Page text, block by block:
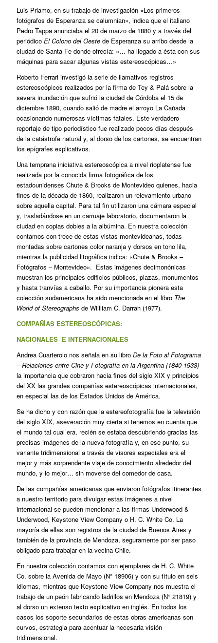
Luis Priamo, en su trabajo de investigación «Los primeros
fotógrafos de Esperanza se calumnian», indica que el italiano
Pedro Tappa anunciaba el 20 de marzo de 1880 y a través del
periódico El Colono del Oestede Esperanza su arribo desde la
ciudad de Santa Fe donde ofrecía: «… ha llegado a ésta con sus
máquinas para sacar algunas vistas estereoscópicas…»
Roberto Ferrari investigó la serie de llamativos registros
estereoscópicos realizados por la firma de Tey & Palá sobre la
severa inundación que sufrió la ciudad de Córdoba el 15 de
diciembre 1890, cuando salió de madre el arroyo La Cañada
ocasionando numerosas víctimas fatales. Este verdadero
reportaje de tipo periodístico fue realizado pocos días después
de la catástrofe natural y, al dorso de los cartones, se encuentran
los epígrafes explicativos.
Una temprana iniciativa estereoscópica a nivel rioplatense fue
realizada por la conocida firma fotográfica de los
estadounidenses Chute & Brooks de Montevideo quienes, hacia
fines de la década de 1860, realizaron un relevamiento urbano
sobre aquella capital. Para tal fin utilizaron una cámara especial
y, trasladándose en un carruaje laboratorio, documentaron la
ciudad en copias dobles a la albúmina. En nuestra colección
contamos con trece de estas vistas montevideanas, todas
montadas sobre cartones color naranja y dorsos en tono lila,
mientras la publicidad litográfica indica: «Chute & Brooks –
Fotógrafos – Montevideo». Estas imágenes decimonónicas
muestran los principales edificios públicos, plazas, monumentos
y hasta tranvías a caballo. Por su importancia pionera esta
colección sudamericana ha sido mencionada en el libro The
World of Stereographs de Willliam C. Darrah (1977).
COMPAÑÍAS ESTEREOSCÓPICAS:
NACIONALES E INTERNACIONALES
Andrea Cuarterolo nos señala en su libro De la Foto al Fotograma
– Relaciones entre Cine y Fotografía en la Argentina (1840-1933)
la importancia que cobraron hacia fines del siglo XIX y principios
del XX las grandes compañías estereoscópicas internacionales,
en especial las de los Estados Unidos de América.
Se ha dicho y con razón que la estereofotografía fue la televisión
del siglo XIX, aseveración muy cierta si tenemos en cuenta que
el mundo tal cual era, recién se estaba descubriendo gracias las
precisas imágenes de la nueva fotografía y, en ese punto, su
variante tridimensional a través de visores especiales era el
mejor y más sorprendente viaje de conocimiento alrededor del
mundo, y lo mejor… sin moverse del comedor de casa.
De las compañías americanas que enviaron fotógrafos itinerantes
a nuestro territorio para divulgar estas imágenes a nivel
internacional se pueden mencionar a las firmas Underwood &
Underwood, Keystone View Company o H. C. White Co. La
mayoría de ellas son registros de la ciudad de Buenos Aires y
también de la provincia de Mendoza, seguramente por ser paso
obligado para trabajar en la vecina Chile.
En nuestra colección contamos con ejemplares de H. C. White
Co. sobre la Avenida de Mayo (N° 18906) y con su título en seis
idiomas, mientras que Keystone View Company nos muestra el
trabajo de un peón fabricando ladrillos en Mendoza (N° 21819) y
al dorso un extenso texto explicativo en inglés. En todos los
casos los soporte secundarios de estas obras americanas son
curvos, estrategia para acentuar la necesaria visión
tridimensional.